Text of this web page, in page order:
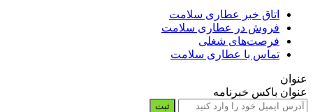
اتاق خبر عطاری سلامت
فروش در عطاری سلامت
فرصت‌های شغلی
تماس با عطاری سلامت
عنوان
عنوان باکس خبرنامه
ثبت